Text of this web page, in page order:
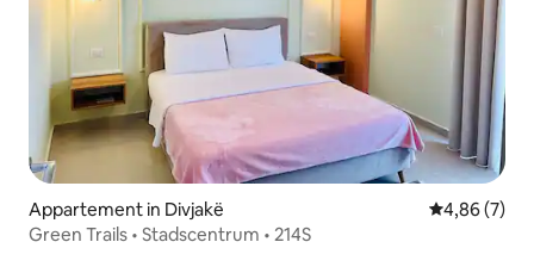
Appartement in Divjakë Gemiddelde
4,86 (7)
Green Trails • Stadscentrum • 214S